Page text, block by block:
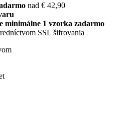
nad € 42,90
minimálne 1 vzorka zadarmo
SSL šifrovania